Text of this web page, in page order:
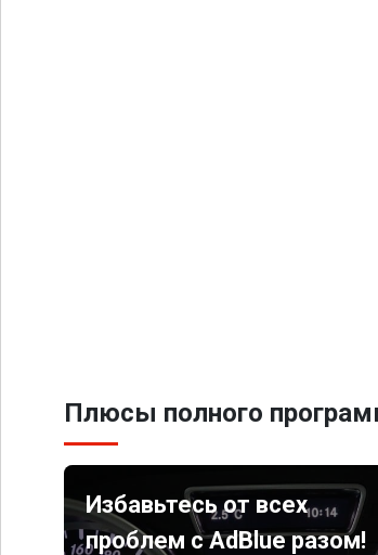
Плюсы полного
Избавьтесь от всех
проблем с AdBlue разом!